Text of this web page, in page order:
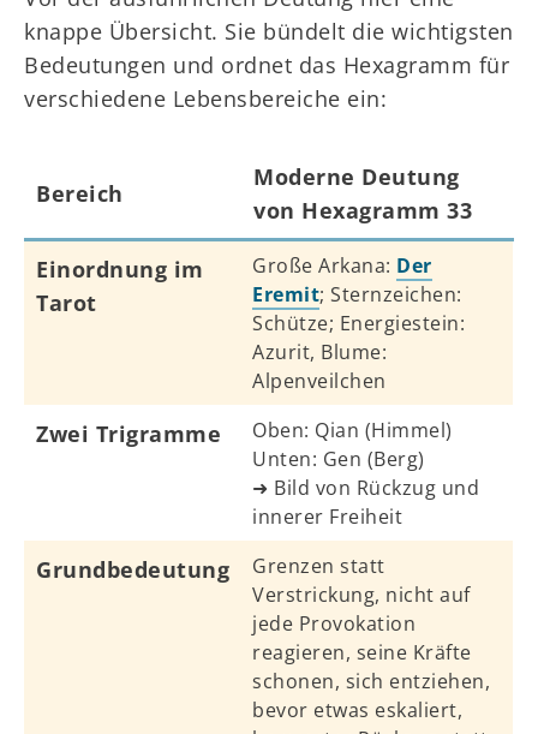
knappe Übersicht. Sie bündelt die wichtigsten
Bedeutungen und ordnet das Hexagramm für
verschiedene Lebensbereiche ein:
Bereich
Moderne Deutung
von Hexagramm 33
Einordnung im
Tarot
Große Arkana: Der
Eremit; Sternzeichen:
Schütze; Energiestein:
Azurit, Blume:
Alpenveilchen
Zwei Trigramme
Oben: Qian (Himmel)
Unten: Gen (Berg)
➜ Bild von Rückzug und
innerer Freiheit
Grundbedeutung
Grenzen statt
Verstrickung, nicht auf
jede Provokation
reagieren, seine Kräfte
schonen, sich entziehen,
bevor etwas eskaliert,